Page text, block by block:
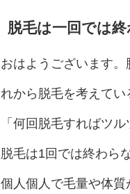
脱毛は一回では
おはようございます
れから脱毛を考えてい
「何回脱毛すればツ
脱毛は1回では終わら
個人個人で毛量や体